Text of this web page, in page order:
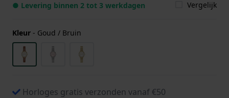
● Levering binnen 2 tot 3 werkdagen Vergelijk
Kleur - Goud / Bruin
Horloges gratis verzonden vanaf €50